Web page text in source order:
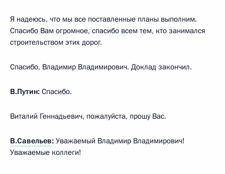
Я надеюсь, что мы все поставленные планы выполним.
Спасибо Вам огромное, спасибо всем тем, кто занимался
строительством этих дорог.
Спасибо, Владимир Владимирович. Доклад закончил.
В.Путин: Спасибо.
Виталий Геннадьевич, пожалуйста, прошу Вас.
В.Савельев: Уважаемый Владимир Владимирович!
Уважаемые коллеги!